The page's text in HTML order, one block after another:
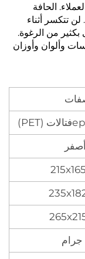
الحافة
لن تتكسر أثناء
بكثير من الرغوة.
وألوان وأوزان